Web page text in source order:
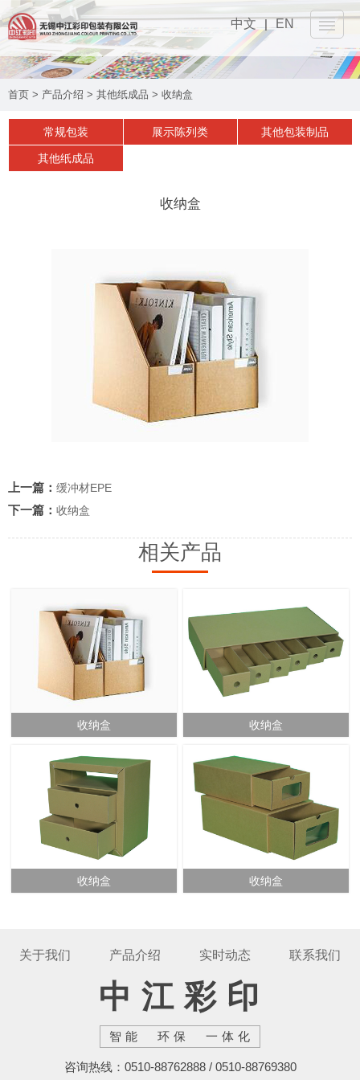
中文 | EN
网站首页
产品介绍
首页 > 产品介绍 > 其他纸成品 > 收纳盒
常规包装 展示陈列类 其他包装制品
其他纸成品
收纳盒
上一篇： 缓冲材EPE
下一篇： 收纳盒
相关产品
收纳盒 收纳盒
收纳盒 收纳盒
关于我们 产品介绍 实时动态 联系我们
中江彩印
智能 环保 一体化
咨询热线：0510-88762888 / 0510-88769380